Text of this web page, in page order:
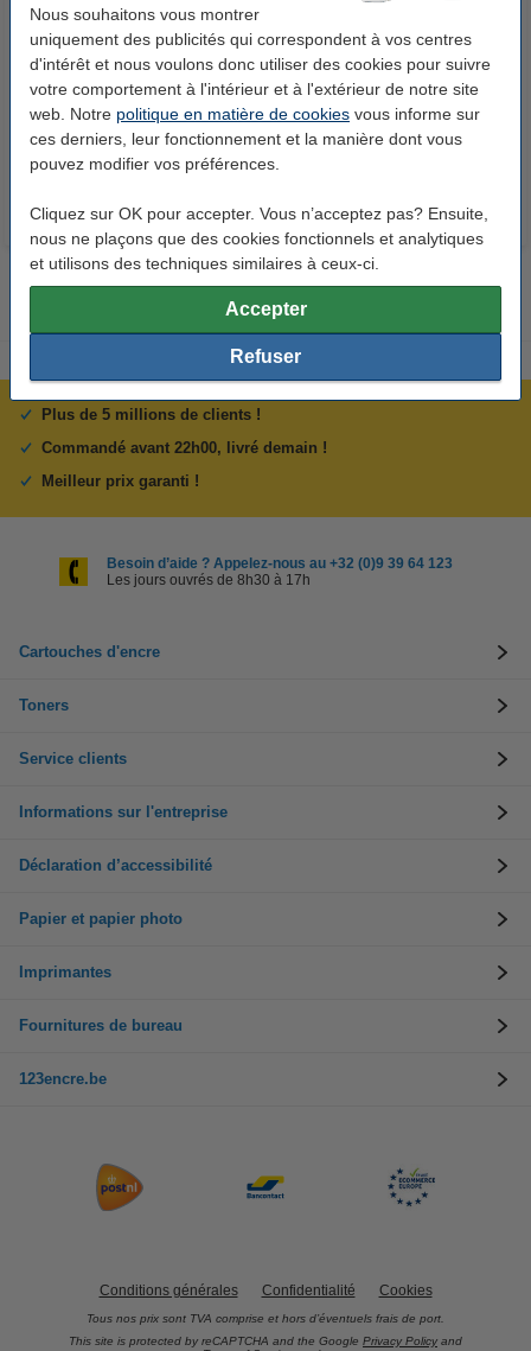
Nous souhaitons vous montrer
uniquement des publicités qui correspondent à vos centres
d'intérêt et nous voulons donc utiliser des cookies pour suivre
votre comportement à l'intérieur et à l'extérieur de notre site
web. Notre politique en matière de cookies vous informe sur
ces derniers, leur fonctionnement et la manière dont vous
pouvez modifier vos préférences.
Cliquez sur OK pour accepter. Vous n’acceptez pas? Ensuite,
nous ne plaçons que des cookies fonctionnels et analytiques
et utilisons des techniques similaires à ceux-ci.
Accepter
Refuser
Lexmark N°150XL (14N1614E)
cartouche d'encre noire haute
capacité (marque 123encre)
14,50 € Inclus : 21% de TVA
Offre spéciale Lexmark
n°150XL: noir + 3 couleurs
64,50 € Inclus : 21% de TVA
Plus de 5 millions de clients !
Commandé avant 22h00, livré demain !
Meilleur prix garanti !
Besoin d’aide ? Appelez-nous au +32 (0)9 39 64 123
Les jours ouvrés de 8h30 à 17h
Cartouches d'encre
Toners
Service clients
Informations sur l'entreprise
Déclaration d’accessibilité
Papier et papier photo
Imprimantes
Fournitures de bureau
123encre.be
Conditions générales Confidentialité Cookies
Tous nos prix sont TVA comprise et hors d’éventuels frais de port.
This site is protected by reCAPTCHA and the Google Privacy Policy and